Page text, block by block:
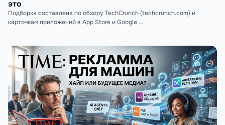
это
Подборка составлена по обзору TechCrunch (techcrunch.com) и
карточкам приложений в App Store и Google ...